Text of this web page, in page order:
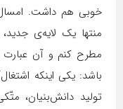
خوبی هم داشت.
منتها یک لایه‌ی
مطرح کنم و آن
باشد: یکی اینکه
تولید دانش‌بنیان،